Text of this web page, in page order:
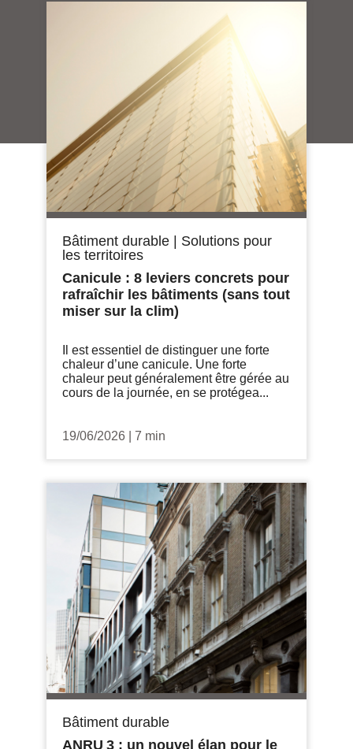
Bâtiment durable
Solutions pour
les territoires
Canicule : 8 leviers concrets pour
rafraîchir les bâtiments (sans tout
miser sur la clim)
Il est essentiel de distinguer une forte
chaleur d’une canicule. Une forte
chaleur peut généralement être gérée au
cours de la journée, en se protégea...
19/06/2026 7 min
Bâtiment durable
ANRU 3 : un nouvel élan pour le